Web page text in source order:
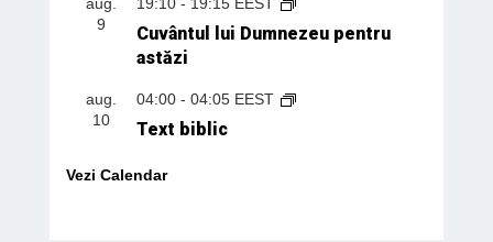
9
Cuvântul lui Dumnezeu pentru
astăzi
aug.
10
04:00- 04:05 EEST
Text biblic
Vezi Calendar